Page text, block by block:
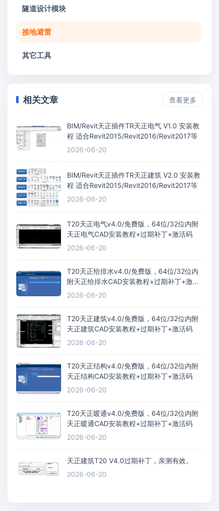
隧道设计模块
接地避雷
其它工具
相关文章 查看更多
BIM/Revit天正插件TR天正电气 V1.0 安装教
程 适合Revit2015/Revit2016/Revit2017等
2026-06-20
BIM/Revit天正插件TR天正建筑 V2.0 安装教
程 适合Revit2015/Revit2016/Revit2017等
2026-06-20
T20天正电气v4.0/免费版，64位/32位内附
天正电气CAD安装教程+过期补丁+激活码
2026-06-20
T20天正给排水v4.0/免费版，64位/32位内
附天正给排水CAD安装教程+过期补丁+激活
码
2026-06-20
T20天正建筑v4.0/免费版，64位/32位内附
天正建筑CAD安装教程+过期补丁+激活码
2026-06-20
T20天正结构v4.0/免费版，64位/32位内附
天正结构CAD安装教程+过期补丁+激活码
2026-06-20
T20天正暖通v4.0/免费版，64位/32位内附
天正暖通CAD安装教程+过期补丁+激活码
2026-06-20
天正建筑T20 V4.0过期补丁，亲测有效。
2026-06-20